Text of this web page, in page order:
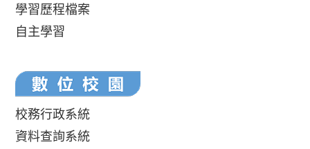
學習歷程檔案
自主學習
校務行政系統
資料查詢系統